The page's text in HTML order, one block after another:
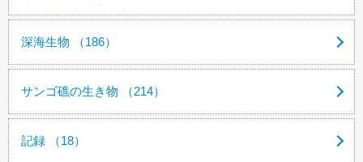
深海生物 （186）
サンゴ礁の生き物 （214）
記録 （18）